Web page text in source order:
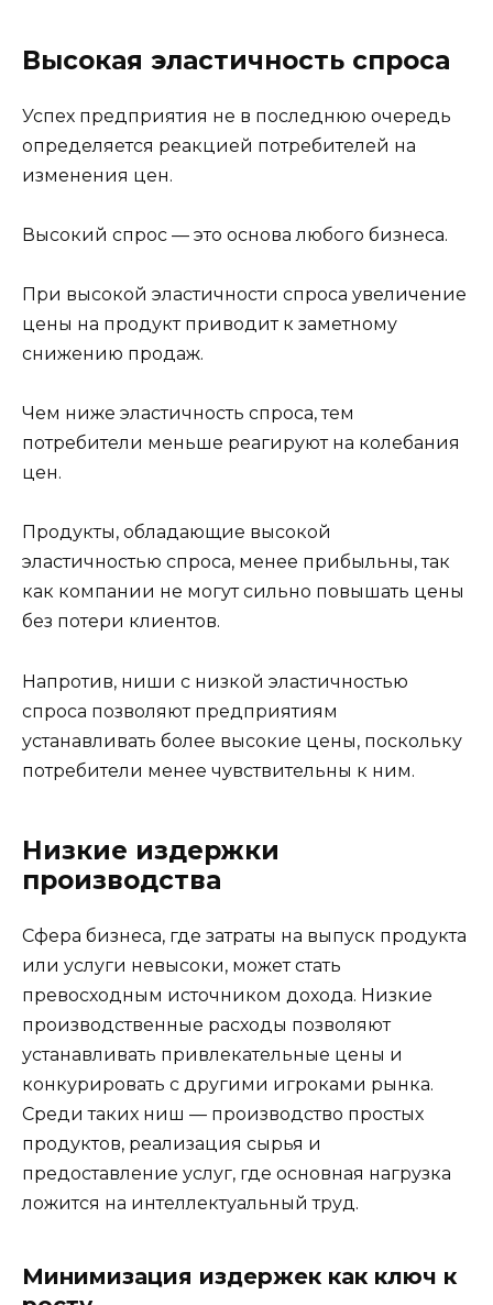
Высокая эластичность спроса
Успех предприятия не в последнюю очередь
определяется реакцией потребителей на
изменения цен.
Высокий спрос — это основа любого бизнеса.
При высокой эластичности спроса увеличение
цены на продукт приводит к заметному
снижению продаж.
Чем ниже эластичность спроса, тем
потребители меньше реагируют на колебания
цен.
Продукты, обладающие высокой
эластичностью спроса, менее прибыльны, так
как компании не могут сильно повышать цены
без потери клиентов.
Напротив, ниши с низкой эластичностью
спроса позволяют предприятиям
устанавливать более высокие цены, поскольку
потребители менее чувствительны к ним.
Низкие издержки
производства
Сфера бизнеса, где затраты на выпуск продукта
или услуги невысоки, может стать
превосходным источником дохода. Низкие
производственные расходы позволяют
устанавливать привлекательные цены и
конкурировать с другими игроками рынка.
Среди таких ниш — производство простых
продуктов, реализация сырья и
предоставление услуг, где основная нагрузка
ложится на интеллектуальный труд.
Минимизация издержек как ключ к